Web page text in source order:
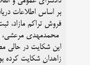
بر اساس اطلاعات
فروش تراکم مازاد،
محمدمهدی مرعشی،
این شکایت در حالی
زاهدان شکایت کرده